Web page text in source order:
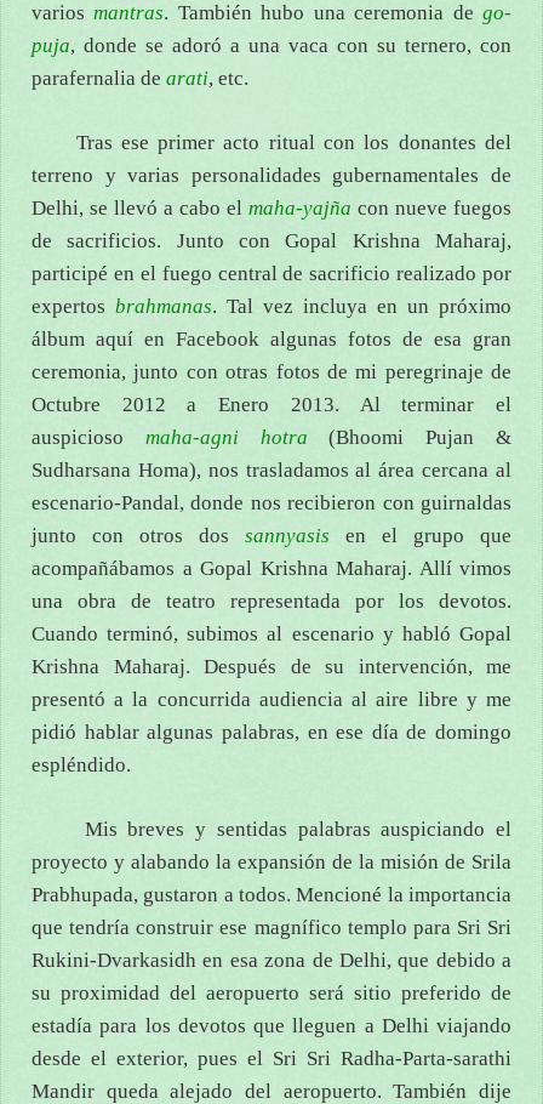
variosmantras. También hubo una ceremonia dego-
puja, donde se adoró a una vaca con su ternero, con
parafernalia de arati, etc.
Tras ese primer acto ritual con los donantes del
terreno y varias personalidades gubernamentales de
Delhi, se llevó a cabo el maha-yajña con nueve fuegos
de sacrificios. Junto con Gopal Krishna Maharaj,
participé en el fuego central de sacrificio realizado por
expertos brahmanas. Tal vez incluya en un próximo
álbum aquí en Facebook algunas fotos de esa gran
ceremonia, junto con otras fotos de mi peregrinaje de
Octubre 2012 a Enero 2013. Al terminar el
auspicioso maha-agni hotra (Bhoomi Pujan &
Sudharsana Homa), nos trasladamos al área cercana al
escenario-Pandal, donde nos recibieron con guirnaldas
junto con otros dos sannyasis en el grupo que
acompañábamos a Gopal Krishna Maharaj. Allí vimos
una obra de teatro representada por los devotos.
Cuando terminó, subimos al escenario y habló Gopal
Krishna Maharaj. Después de su intervención, me
presentó a la concurrida audiencia al aire libre y me
pidió hablar algunas palabras, en ese día de domingo
espléndido.
Mis breves y sentidas palabras auspiciando el
proyecto y alabando la expansión de la misión de Srila
Prabhupada, gustaron a todos. Mencioné la importancia
que tendría construir ese magnífico templo para Sri Sri
Rukini-Dvarkasidh en esa zona de Delhi, que debido a
su proximidad del aeropuerto será sitio preferido de
estadía para los devotos que lleguen a Delhi viajando
desde el exterior, pues el Sri Sri Radha-Parta-sarathi
Mandir queda alejado del aeropuerto. También dije